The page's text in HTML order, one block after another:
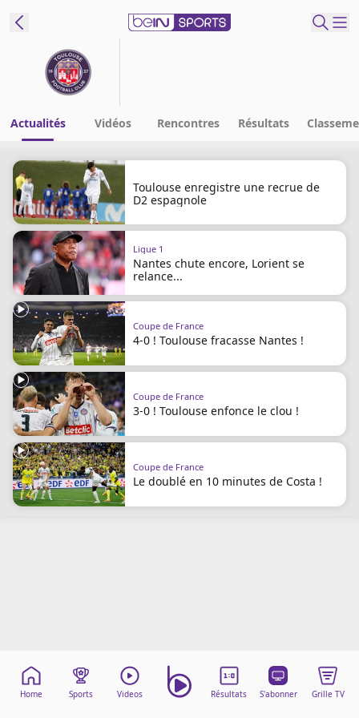
CONNECT
Edition
France
Replays
Podcasts
En Direct
Gérer les
notifications
Contactez nous
Grille TV
beINSPIRED
CGU
Mentions légales
Cookies
Protection des données
Paramétrer mon consentement
Actualités Vidéos Rencontres Résultats
Toulouse enregistre une recrue de
D2 espagnole
Ligue 1
Nantes chute encore, Lorient se
relance...
Coupe de France
4-0 ! Toulouse fracasse Nantes !
Coupe de France
3-0 ! Toulouse enfonce le clou !
Coupe de France
Le doublé en 10 minutes de Costa !
Home Sports Videos Résultats S'abonner Grille TV